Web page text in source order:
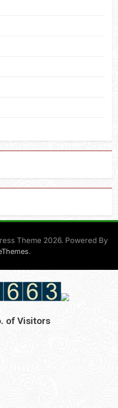
Theme 2026. Powered By
.
of Visitors